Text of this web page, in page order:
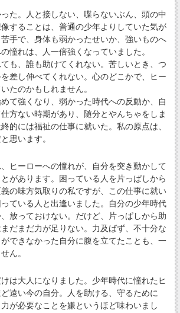
た。人と接しない、喋らないぶん、頭の中
することは、普通の少年よりしていた気が
手で、身体も弱かったせいか、強いものへ
憧れは、人一倍強くなっていました。
も、誰も助けてくれない。苦しいとき、つ
差し伸べてくれない。心のどこかで、ヒー
たのかもしれません。
て強くなり、弱かった時代への反動か、自
方ない時期があり、随分とやんちゃをしま
的には福祉の仕事に就いた。私の原点は、
思います。
ヒーローへの憧れが、自分を突き動かして
があります。困っている人を片っぱしから
の味方気取りの私ですが、この仕事に就い
ている人と出逢いました。自分の少年時代
放っておけない。だけど、片っぱしから助
だまだ力が足りない。力及ばず、不十分な
できなかった自分に腹を立てたことも、一
ん。
は大人になりました。少年時代に憧れたヒ
遠い今の自分。人を助ける、守るために
が必要なことを嫌というほど味わいまし